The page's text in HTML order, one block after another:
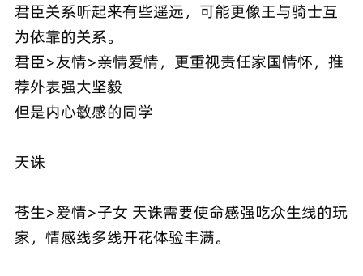
君臣关系听起来有些遥远，可能更像王与骑士互
为依靠的关系。
君臣>友情>亲情爱情，更重视责任家国情怀，推
荐外表强大坚毅
但是内心敏感的同学
天诛
苍生>爱情>子女 天诛需要使命感强吃众生线的玩
家，情感线多线开花体验丰满。